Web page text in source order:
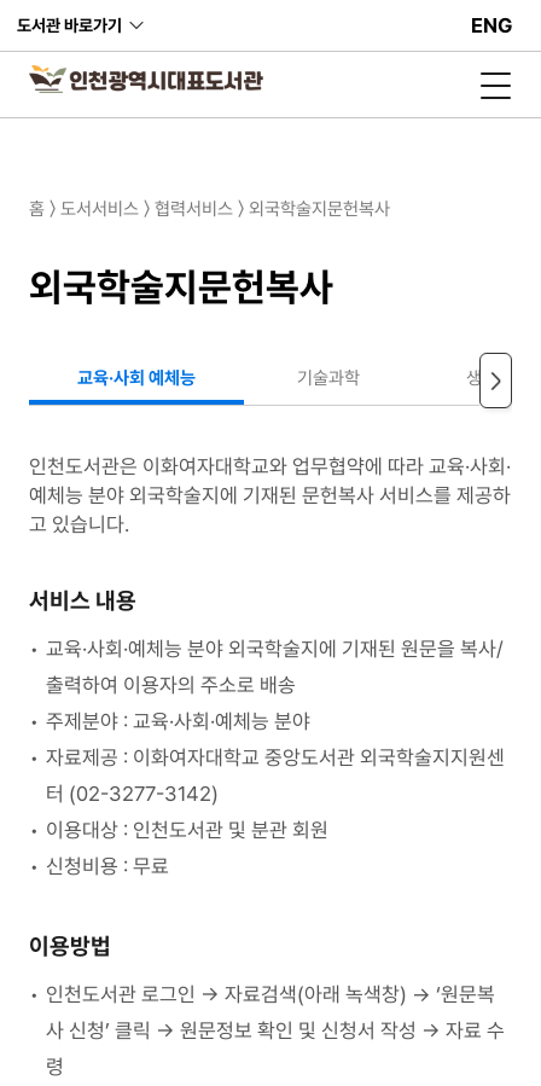
도서관 바로가기 ENG
홈 〉 도서서비스 〉 협력서비스 〉 외국학술지문헌복사
외국학술지문헌복사
교육·사회 예체능 기술과학 생명공학
인천도서관은 이화여자대학교와 업무협약에 따라 교육·사회·
예체능 분야 외국학술지에 기재된 문헌복사 서비스를 제공하
고 있습니다.
서비스 내용
교육·사회·예체능 분야 외국학술지에 기재된 원문을 복사/
출력하여 이용자의 주소로 배송
주제분야 : 교육·사회·예체능 분야
자료제공 : 이화여자대학교 중앙도서관 외국학술지지원센
터 (02-3277-3142)
이용대상 : 인천도서관 및 분관 회원
신청비용 : 무료
이용방법
인천도서관 로그인 → 자료검색(아래 녹색창) → ‘원문복
사 신청’ 클릭 → 원문정보 확인 및 신청서 작성 → 자료 수
령